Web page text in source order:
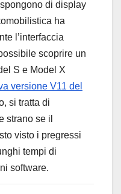
di display
ha
l’interfaccia
scoprire un
S e Model X
versione V11 del
si tratta di
strano se il
visto i pregressi
tempi di
software.